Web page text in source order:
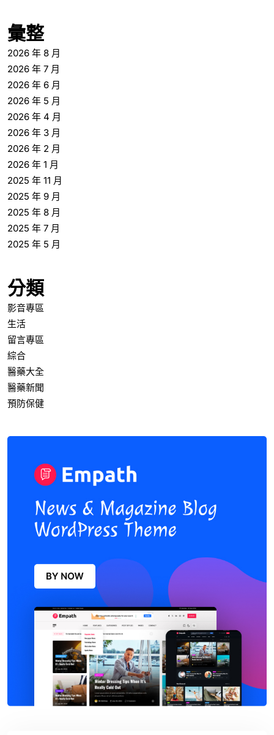
彙整
2026 年 8 月
2026 年 7 月
2026 年 6 月
2026 年 5 月
2026 年 4 月
2026 年 3 月
2026 年 2 月
2026 年 1 月
2025 年 11 月
2025 年 9 月
2025 年 8 月
2025 年 7 月
2025 年 5 月
分類
影音專區
生活
留言專區
綜合
醫藥大全
醫藥新聞
預防保健